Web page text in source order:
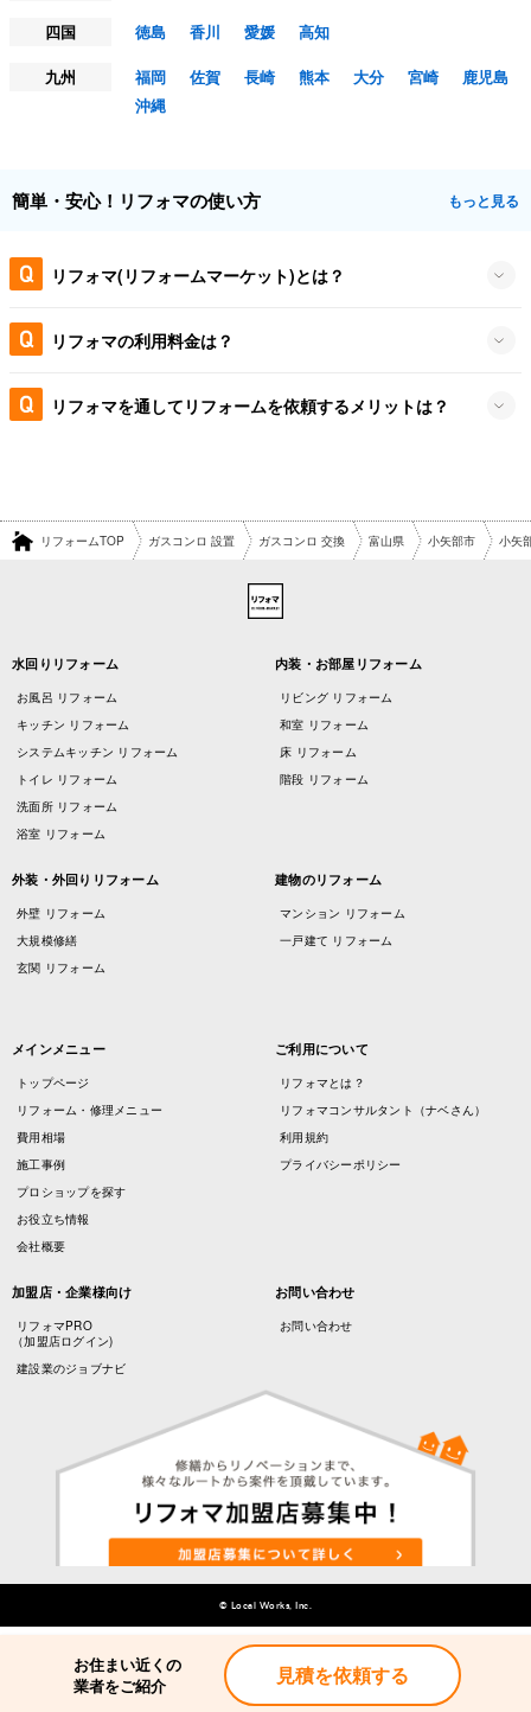
四国
徳島 香川 愛媛
高知
九州
福岡 佐賀 長崎 熊本 大分 宮崎
鹿児島
沖縄
簡単・安心！リフォマの使い方 もっと見る
リフォマ(リフォームマーケット)とは？
リフォマの利用料金は？
リフォマを通してリフォームを依頼するメリットは？
リフォームTOP ガスコンロ 設置 ガスコンロ 交換 富山県 小矢部市 小矢
水回りリフォーム
お風呂 リフォーム
キッチン リフォーム
システムキッチン リフォーム
トイレ リフォーム
洗面所 リフォーム
浴室 リフォーム
内装・お部屋リフォーム
リビング リフォーム
和室 リフォーム
床 リフォーム
階段 リフォーム
外装・外回りリフォーム
外壁 リフォーム
大規模修繕
玄関 リフォーム
建物のリフォーム
マンション リフォーム
一戸建て リフォーム
メインメニュー
トップページ
リフォーム・修理メニュー
費用相場
施工事例
プロショップを探す
お役立ち情報
会社概要
ご利用について
リフォマとは？
リフォマコンサルタント（ナベさん）
利用規約
プライバシーポリシー
加盟店・企業様向け
リフォマPRO
（加盟店ログイン)
建設業のジョブナビ
お問い合わせ
お問い合わせ
© Local Works, Inc.
お住まい近くの
業者をご紹介
見積を依頼する